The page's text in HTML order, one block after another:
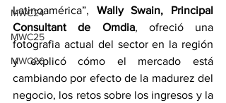
MWC24
MWC25
MWC26
Latinoamérica”, Wally Swain, Principal
Consultant de Omdia, ofreció una
fotografia actual del sector en la región
y explicó cómo el mercado está
cambiando por efecto de la madurez del
negocio, los retos sobre los ingresos y la